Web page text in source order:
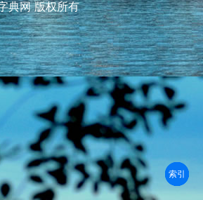
典网 版权所有
部首
笔划
拼音
潮拼